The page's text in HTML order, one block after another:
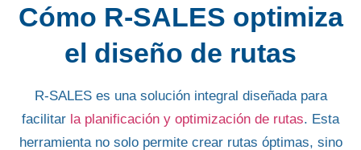
Cómo R-SALES optimiza
el diseño de rutas
R-SALES es unasolución integral diseñada para
facilitar la planificación y optimización de rutas. Esta
herramienta no solopermite crear rutas óptimas, sino